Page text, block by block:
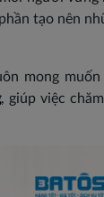
tạo nên
mong
, giúp việc